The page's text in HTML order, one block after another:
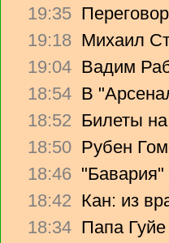
19:35
19:18 Михаил
19:04 Вадим
18:54 В
18:52 Билеты
18:50 Рубен
18:46 "Бавария"
18:42 Кан: из
18:34 Папа